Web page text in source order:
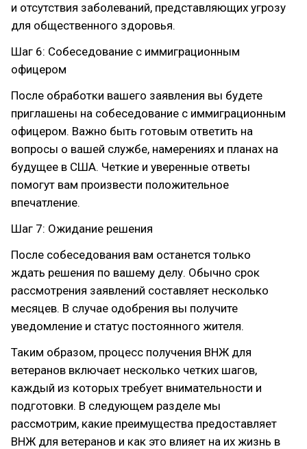
и отсутствия заболеваний, представляющих угрозу
для общественного здоровья.
Шаг 6: Собеседование с иммиграционным
офицером
После обработки вашего заявления вы будете
приглашены на собеседование с иммиграционным
офицером. Важно быть готовым ответить на
вопросы о вашей службе, намерениях и планах на
будущее в США. Четкие и уверенные ответы
помогут вам произвести положительное
впечатление.
Шаг 7: Ожидание решения
После собеседования вам останется только
ждать решения по вашему делу. Обычно срок
рассмотрения заявлений составляет несколько
месяцев. В случае одобрения вы получите
уведомление и статус постоянного жителя.
Таким образом, процесс получения ВНЖ для
ветеранов включает несколько четких шагов,
каждый из которых требует внимательности и
подготовки. В следующем разделе мы
рассмотрим, какие преимущества предоставляет
ВНЖ для ветеранов и как это влияет на их жизнь в